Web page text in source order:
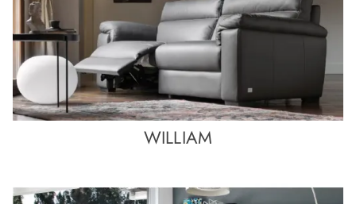
WILLIAM